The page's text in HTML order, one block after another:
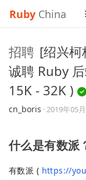
Ruby China
招聘 [绍兴柯
诚聘 Ruby
15K - 32K )
cn_boris ·2019年05
什么是有数派
有数派 ( https://